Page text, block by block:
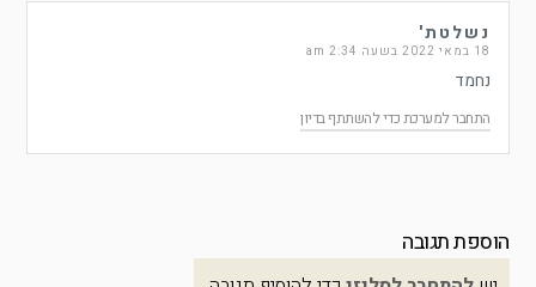
נשלטת'
18 במאי 2022 בשעה 2:34 am
נחמד
התחבר למערכת כדי להשתתף בדיון
הוספת תגובה